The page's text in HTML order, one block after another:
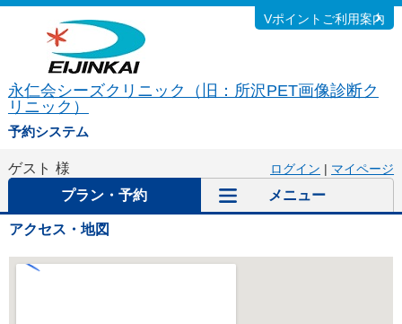
永仁会シーズクリニック（旧：所沢PET画像診断ク
リニック）
予約システム
Vポイントご利用案内
ゲスト 様 ログイン | マイページ
プラン・予約 メニュー
アクセス・地図